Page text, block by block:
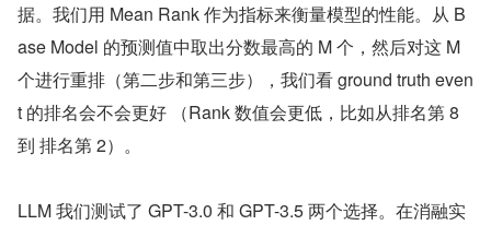
据。我们用 Mean Rank 作为指标来衡量模型的性能。从 B
ase Model 的预测值中取出分数最高的 M 个，然后对这 M
个进行重排（第二步和第三步），我们看 ground truth even
t 的排名会不会更好 （Rank 数值会更低，比如从排名第 8
到 排名第 2）。
LLM 我们测试了 GPT-3.0 和 GPT-3.5 两个选择。在消融实